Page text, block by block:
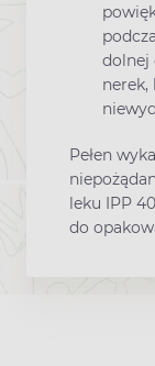
dolnej
Pełen
leku IPP
do